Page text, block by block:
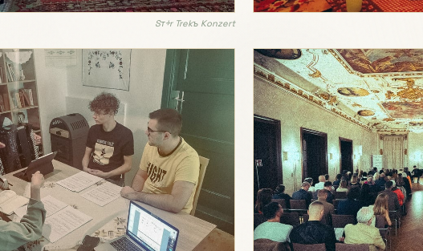
Sтⰰr Trekъ Konzert